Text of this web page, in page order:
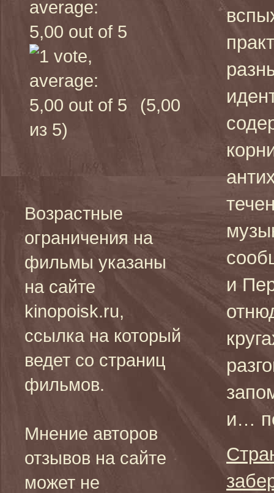
(5,00
из 5)
Возрастные
ограничения на
фильмы указаны
на сайте
kinopoisk.ru,
ссылка на который
ведет со страниц
фильмов.
Мнение авторов
отзывов на сайте
может не
и
и…